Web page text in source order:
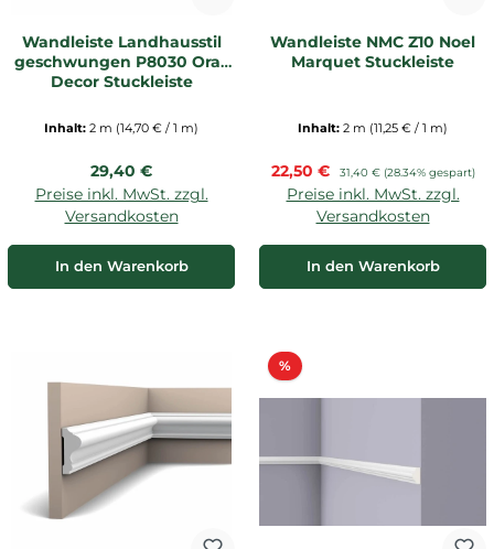
Wandleiste Landhausstil
geschwungen P8030 Orac
Decor Stuckleiste
Inhalt: 2 m (14,70 € / 1 m)
Regulärer Preis:
29,40 €
Preise inkl. MwSt. zzgl.
Versandkosten
In den Warenkorb
Wandleiste NMC Z10 Noel
Marquet Stuckleiste
Inhalt: 2 m (11,25 € / 1 m)
Verkaufspreis:
22,50 € Regulärer Preis:
31,40 € (28.34% gespart)
Preise inkl. MwSt. zzgl.
Versandkosten
In den Warenkorb
%Rabatt